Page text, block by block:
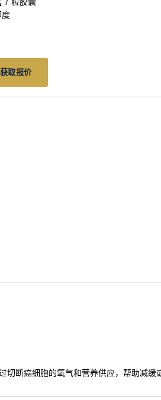
度
取报价
切断癌细胞的氧气和营养供应，帮助减缓